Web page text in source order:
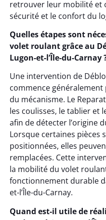
retrouver leur mobilité et
sécurité et le confort du
Quelles étapes sont
volet roulant grâce au
Lugon-et-l’Île-du-Carnay
Une intervention de
commence
du mécanisme. Le
les coulisses, le tablier et
afin de détecter l’origine
Lorsque certaines pièces
positionnées, elles
remplacées. Cette
la mobilité du volet
fonctionnement durable
et-l’Île-du-Carnay.
Quand est-il utile de